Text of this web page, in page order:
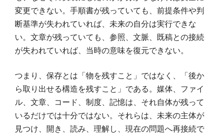
変更できない。手順書が残っていても、前提条件や判
断基準が失われていれば、未来の自分は実行できな
い。文章が残っていても、参照、文脈、既稿との接続
が失われていれば、当時の意味を復元できない。
つまり、保存とは「物を残すこと」ではなく、「後か
ら取り出せる構造を残すこと」である。媒体、ファイ
ル、文章、コード、制度、記憶は、それ自体が残って
いるだけでは十分ではない。それらは、未来の主体が
見つけ、開き、読み、理解し、現在の問題へ再接続で